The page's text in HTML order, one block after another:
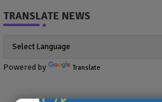
TRANSLATE NEWS
Powered by Translate